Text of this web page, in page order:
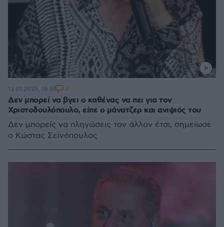
Δεν μπορεί να βγει ο καθένας να πει για τον
Χριστοδουλόπουλο, είπε ο μάνατζερ και ανιψιός του
Δεν μπορείς να πληγώσεις τον άλλον έτσι, σημείωσε
ο Κώστας Σεϊνόπουλος
13.01.2025, 18:51 2